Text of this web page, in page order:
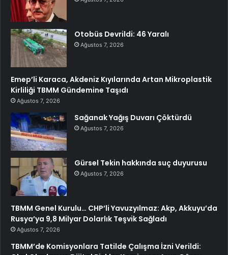
Otobüs Devrildi: 46 Yaralı
Ağustos 7, 2026
Emep’li Karaca, Akdeniz Kıyılarında Artan Mikroplastik
Kirliliği TBMM Gündemine Taşıdı
Ağustos 7, 2026
Sağanak Yağış Duvarı Çöktürdü
Ağustos 7, 2026
Gürsel Tekin hakkında suç duyurusu
Ağustos 7, 2026
TBMM Genel Kurulu… CHP’li Yavuzyılmaz: Akp, Akkuyu’da
Rusya’ya 9,8 Milyar Dolarlık Teşvik Sağladı
Ağustos 7, 2026
TBMM’de Komisyonlara Tatilde Çalışma İzni Verildi: